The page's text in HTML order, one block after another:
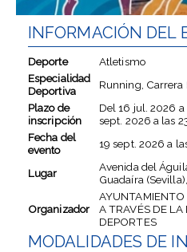
INFORMACIÓN DEL
Deporte
Atletismo
Especialidad
Deportiva
Running, Carrera
Plazo de
inscripción
Del16 jul. 2026
sept. 2026 a las
Fecha del
evento
19 sept. 2026 a
Lugar
Avenida del
Guadaíra
Organizador
AYUNTAMIENTO
A TRAVÉS DE
DEPORTES
MODALIDADES DE